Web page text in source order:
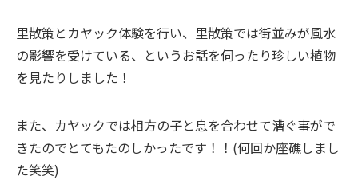
里散策とカヤック体験を行い、里散策では街並みが風水
の影響を受けている、というお話を伺ったり珍しい植物
を見たりしました！
また、カヤックでは相方の子と息を合わせて漕ぐ事がで
きたのでとてもたのしかったです！！(何回か座礁しまし
た笑笑)